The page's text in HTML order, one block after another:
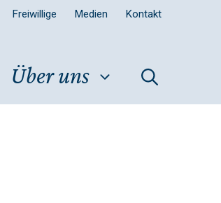
Freiwillige Medien Kontakt
Über uns